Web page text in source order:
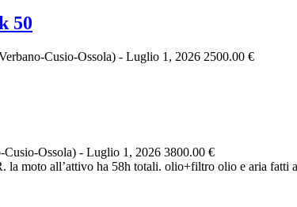
50
Cusio-Ossola) - Luglio 1, 2026 2500.00 €
Cusio-Ossola) - Luglio 1, 2026 3800.00 €
la moto all’attivo ha 58h totali. olio+filtro olio e aria fatti